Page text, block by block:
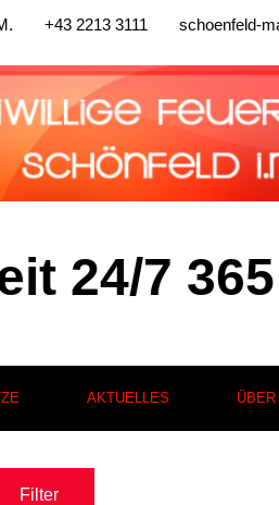
+43 2213 3111
schoenfeld-
24/7
AKTUELLES ÜBER
Filter